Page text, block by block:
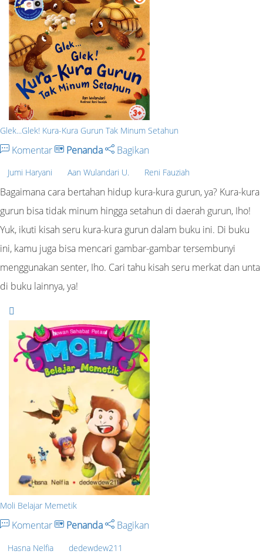
Glek...Glek! Kura-Kura Gurun Tak Minum Setahun
Komentar Penanda Bagikan
Jumi Haryani Aan Wulandari U. Reni Fauziah
Bagaimana cara bertahan hidup kura-kura gurun, ya? Kura-kura
gurun bisa tidak minum hingga setahun di daerah gurun, Iho!
Yuk, ikuti kisah seru kura-kura gurun dalam buku ini. Di buku
ini, kamu juga bisa mencari gambar-gambar tersembunyi
menggunakan senter, Iho. Cari tahu kisah seru merkat dan unta
di buku lainnya, ya!
Moli Belajar Memetik
Komentar Penanda Bagikan
Hasna Nelfia dedewdew211